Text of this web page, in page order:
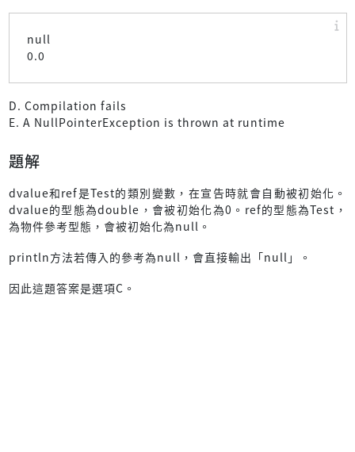
null
0.0
D. Compilation fails
E. A NullPointerException is thrown at runtime
題解
dvalue和ref是Test的類別變數，在宣告時就會自動被初始化。
dvalue的型態為double，會被初始化為0。ref的型態為Test，
為物件參考型態，會被初始化為null。
println方法若傳入的參考為null，會直接輸出「null」。
因此這題答案是選項C。